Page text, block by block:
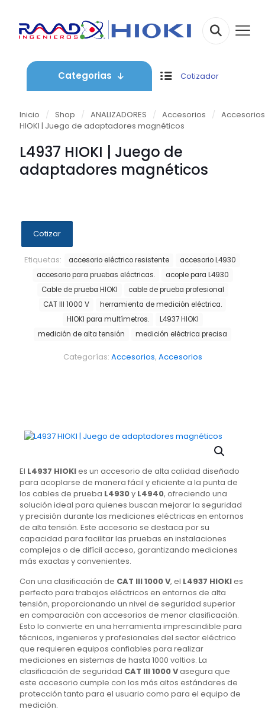
Categorias Cotizador
Inicio / Shop / ANALIZADORES / Accesorios / Accesorios
HIOKI | Juego de adaptadores magnéticos
L4937 HIOKI | Juego de
adaptadores magnéticos
Cotizar
Etiquetas: accesorio eléctrico resistente
accesorio L4930
accesorio para pruebas eléctricas.
acople para L4930
Cable de prueba HIOKI
cable de prueba profesional
CAT III 1000 V
herramienta de medición eléctrica.
HIOKI para multímetros.
L4937 HIOKI
medición de alta tensión
medición eléctrica precisa
Categorías: Accesorios, Accesorios
El L4937 HIOKIes un accesorio de alta calidad diseñado
para acoplarse de manera fácil y eficiente a la punta de
los cables de prueba L4930y L4940, ofreciendo una
solución ideal para quienes buscan mejorar la seguridad
y precisión durante las mediciones eléctricas en entornos
de alta tensión. Este accesorio se destaca por su
capacidad para facilitar las pruebas en instalaciones
complejas o de difícil acceso, garantizando mediciones
más exactas y convenientes.
Con una clasificación de CAT III 1000 V, el L4937 HIOKIes
perfecto para trabajos eléctricos en entornos de alta
tensión, proporcionando un nivel de seguridad superior
en comparación con accesorios de menor clasificación.
Esto lo convierte en una herramienta imprescindible para
técnicos, ingenieros y profesionales del sector eléctrico
que requieren equipos confiables para realizar
mediciones en sistemas de hasta 1000 voltios. La
clasificación de seguridad CAT III 1000 Vasegura que
este accesorio cumple con los más altos estándares de
protección tanto para el usuario como para el equipo de
medición.